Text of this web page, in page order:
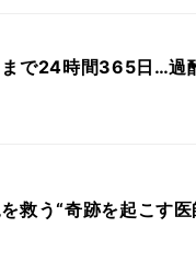
で24時間365日…過
救う“奇跡を起こす